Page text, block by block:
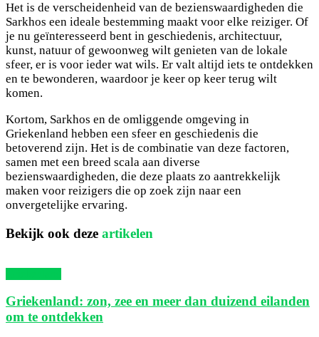
Het is de verscheidenheid van de bezienswaardigheden die
Sarkhos een ideale bestemming maakt voor elke reiziger. Of
je nu geïnteresseerd bent in geschiedenis, architectuur,
kunst, natuur of gewoonweg wilt genieten van de lokale
sfeer, er is voor ieder wat wils. Er valt altijd iets te ontdekken
en te bewonderen, waardoor je keer op keer terug wilt
komen.
Kortom, Sarkhos en de omliggende omgeving in
Griekenland hebben een sfeer en geschiedenis die
betoverend zijn. Het is de combinatie van deze factoren,
samen met een breed scala aan diverse
bezienswaardigheden, die deze plaats zo aantrekkelijk
maken voor reizigers die op zoek zijn naar een
onvergetelijke ervaring.
Bekijk ook deze artikelen
Griekenland: zon, zee en meer dan duizend eilanden
om te ontdekken